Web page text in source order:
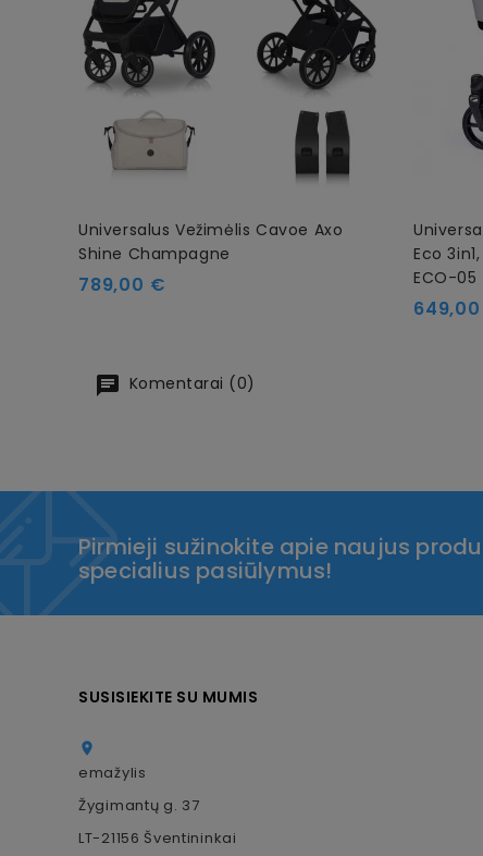
Universalus Vežimėlis Cavoe Axo
Shine Champagne
Kaina
789,00 €
Eco
ECO-05
Kaina
Komentarai (0)
Pirmieji sužinokite apie naujus
specialius pasiūlymus!
SUSISIEKITE SU MUMIS

emažylis
Žygimantų g. 37
LT-21156 Šventininkai